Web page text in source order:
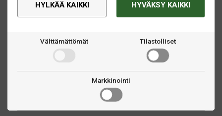
HYLKÄÄ KAIKKI HYVÄKSY KAIKKI
Välttämättömät Tilastolliset
Markkinointi